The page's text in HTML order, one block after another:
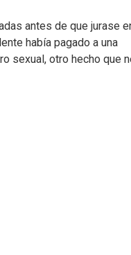
antes de que jurase
había pagado a una
sexual, otro hecho que